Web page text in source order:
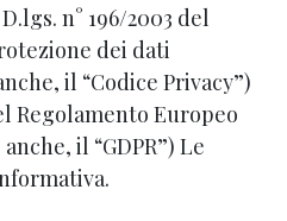
n° 196/2003 del
dei dati
il “Codice Privacy”)
Regolamento Europeo
il “GDPR”) Le